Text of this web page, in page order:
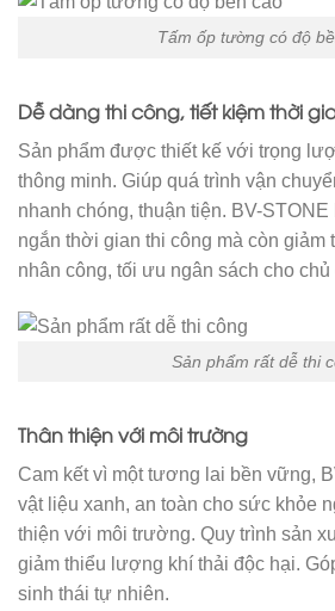
Tấm ốp tường có độ
Dễ dàng thi công, tiết kiệm thời
Sản phẩm được thiết kế với trọng
thông minh. Giúp quá trình vận
nhanh chóng, thuận tiện. BV-
ngắn thời gian thi công mà còn giảm
nhân công, tối ưu ngân sách cho chủ
Sản phẩm rất dễ thi
Thân thiện với môi trường
Cam kết vì một tương lai bền vững,
vật liệu xanh, an toàn cho sức khỏe
thiện với môi trường. Quy trình sản
giảm thiểu lượng khí thải độc hại.
sinh thái tự nhiên.